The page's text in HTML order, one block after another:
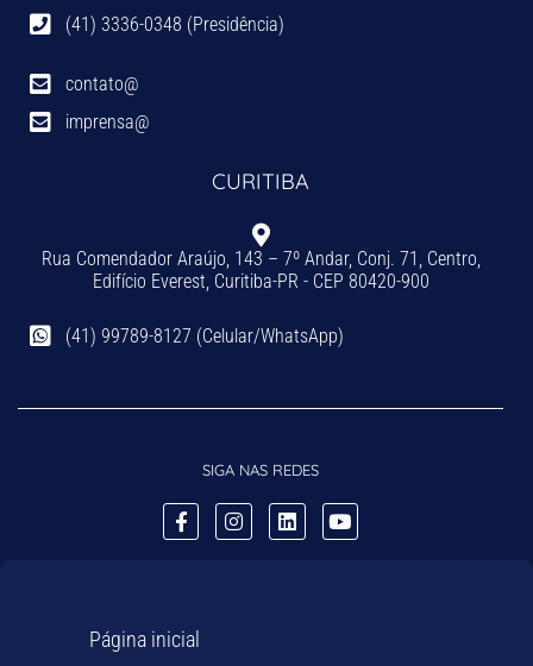
(41) 3336-0348 (Presidência)
contato@
imprensa@
CURITIBA
Rua Comendador Araújo, 143 – 7º Andar, Conj. 71, Centro,
Edifício Everest, Curitiba-PR - CEP 80420-900
(41) 99789-8127 (Celular/WhatsApp)
SIGA NAS REDES
Página inicial